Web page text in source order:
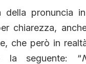
della pronuncia
chiarezza,
che però in
la seguente: “